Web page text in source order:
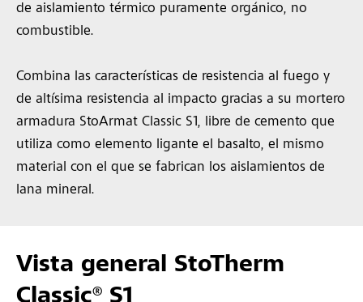
de aislamiento térmico puramente orgánico, no
combustible.
Combina las características de resistencia al fuego y
de altísima resistencia al impacto gracias a su mortero
armadura StoArmat Classic S1, libre de cemento que
utiliza como elemento ligante el basalto, el mismo
material con el que se fabrican los aislamientos de
lana mineral.
Vista general StoTherm
Classic® S1